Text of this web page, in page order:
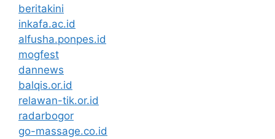
beritakini
inkafa.ac.id
alfusha.ponpes.id
mogfest
dannews
balqis.or.id
relawan-tik.or.id
radarbogor
go-massage.co.id